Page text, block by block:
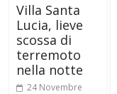
Villa Santa
Lucia, lieve
scossa di
terremoto
nella notte
24 Novembre